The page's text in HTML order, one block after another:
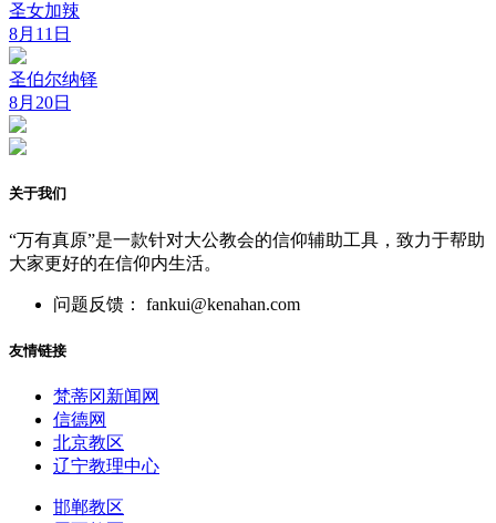
圣女加辣
8月11日
圣伯尔纳铎
8月20日
关于我们
“万有真原”是一款针对大公教会的信仰辅助工具，致力于帮助
大家更好的在信仰内生活。
问题反馈： fankui@kenahan.com
友情链接
梵蒂冈新闻网
信德网
北京教区
辽宁教理中心
邯郸教区